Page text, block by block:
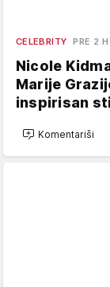
CELEBRITY PRE 2 H
Nicole
Marije
inspirisan
Komentariši